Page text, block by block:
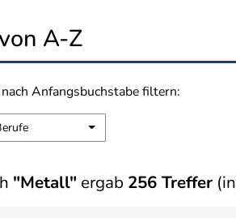
A-Z
Anfangsbuchstabe filtern:
"Metall" ergab 256 Treffer